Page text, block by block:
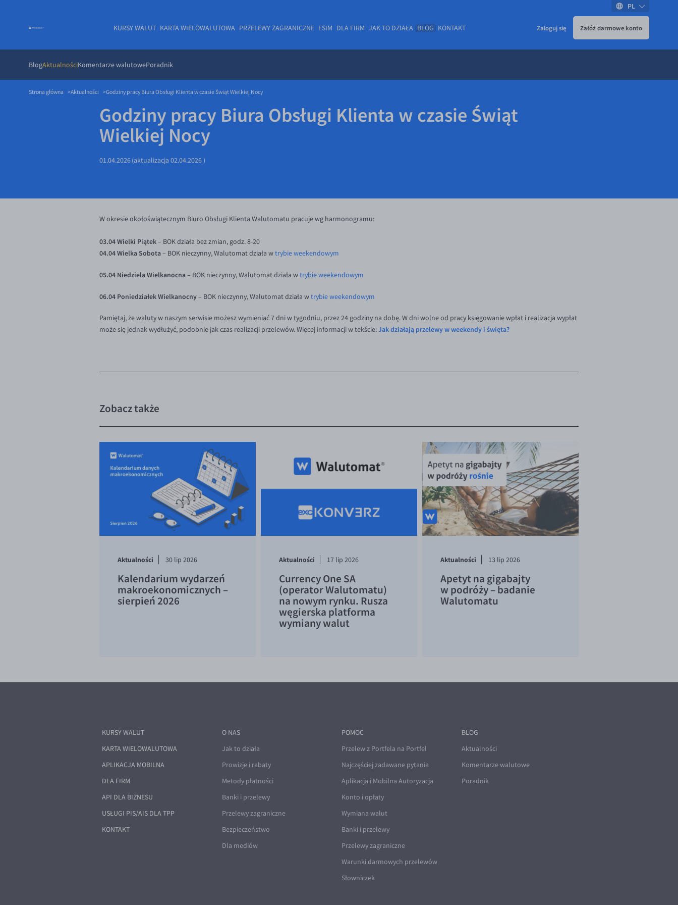
KURSY WALUT KARTA WIELOWALUTOWA PRZELEWY ZAGRANICZNE ESIM DLA FIRM JAK TO DZIAŁA BLOG
BlogAktualnościKomentarze walutowePoradnik
KONTAKT Zaloguj się Załóż darmowe konto
PL
Strona główna Aktualności Godziny pracy Biura Obsługi Klienta w czasie Świąt Wielkiej Nocy
Godziny pracy Biura Obsługi Klienta w czasie Świąt
Wielkiej Nocy
01.04.2026(aktualizacja 02.04.2026)
W okresie okołoświątecznym Biuro Obsługi Klienta Walutomatu pracuje wg harmonogramu:
03.04 Wielki Piątek– BOK działa bez zmian, godz. 8-20
04.04 Wielka Sobota– BOK nieczynny, Walutomat działa wtrybie weekendowym
05.04 Niedziela Wielkanocna– BOK nieczynny, Walutomat działa wtrybie weekendowym
06.04 Poniedziałek Wielkanocny– BOK nieczynny, Walutomat działa wtrybie weekendowym
Pamiętaj, że waluty w naszym serwisie możesz wymieniać 7 dni w tygodniu, przez 24 godziny na dobę. W dni wolne od pracy księgowanie wpłat i realizacja wypłat
może się jednak wydłużyć, podobnie jak czas realizacji przelewów. Więcej informacji w tekście:Jak działają przelewy w weekendy i święta?
Zobacz także
Aktualności 30 lip 2026
Kalendarium wydarzeń
makroekonomicznych –
sierpień 2026
Aktualności 17 lip 2026
Currency One SA
(operator Walutomatu)
na nowym rynku. Rusza
węgierska platforma
wymiany walut
Aktualności 13 lip 2026
Apetyt na gigabajty
w podróży – badanie
Walutomatu
KURSY WALUT
KARTA WIELOWALUTOWA
APLIKACJA MOBILNA
DLA FIRM
API DLA BIZNESU
USŁUGI PIS/AIS DLA TPP
KONTAKT
O NAS
Jak to działa
Prowizje i rabaty
Metody płatności
Banki i przelewy
Przelewy zagraniczne
Bezpieczeństwo
Dla mediów
POMOC
Przelew z Portfela na Portfel
Najczęściej zadawane pytania
Aplikacja i Mobilna Autoryzacja
Konto i opłaty
Wymiana walut
Banki i przelewy
Przelewy zagraniczne
Warunki darmowych przelewów
Słowniczek
BLOG
Aktualności
Komentarze walutowe
Poradnik